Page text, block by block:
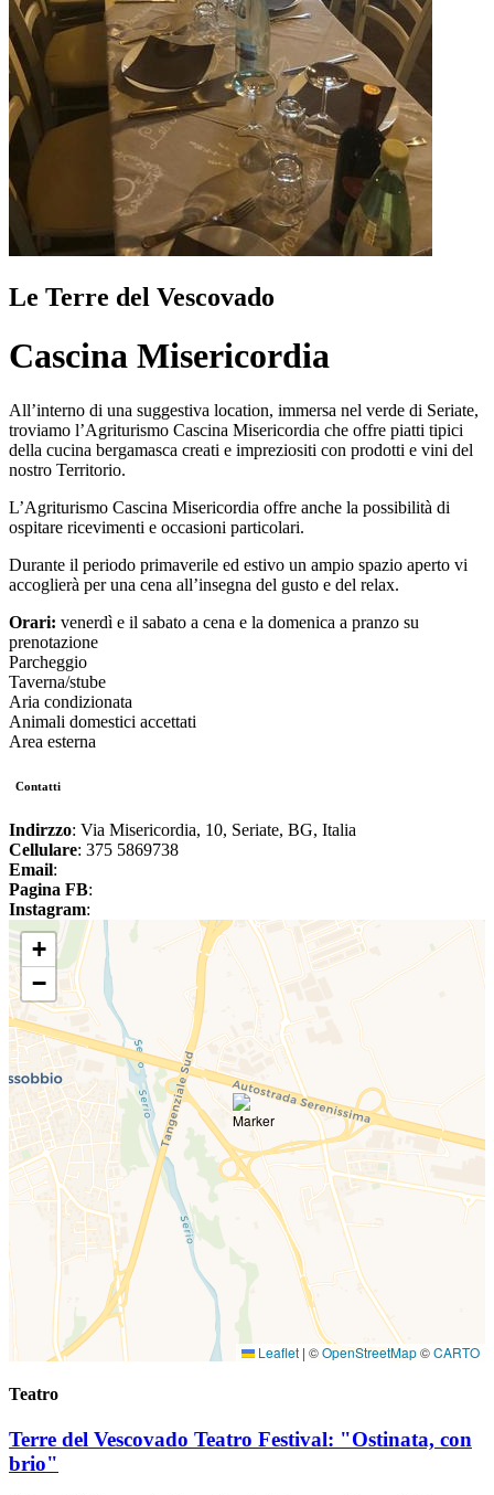
Le Terre del Vescovado
Cascina Misericordia
All’interno di una suggestiva location, immersa nel verde di Seriate,
troviamo l’Agriturismo Cascina Misericordia che offre piatti tipici
della cucina bergamasca creati e impreziositi con prodotti e vini del
nostro Territorio.
L’Agriturismo Cascina Misericordia offre anche la possibilità di
ospitare ricevimenti e occasioni particolari.
Durante il periodo primaverile ed estivo un ampio spazio aperto vi
accoglierà per una cena all’insegna del gusto e del relax.
Orari: venerdì e il sabato a cena e la domenica a pranzo su
prenotazione
Parcheggio
Taverna/stube
Aria condizionata
Animali domestici accettati
Area esterna
Contatti
Indirzzo: Via Misericordia, 10, Seriate, BG, Italia
Cellulare: 375 5869738
Email:
Pagina FB:
Instagram:
+
−
Leaflet | ©OpenStreetMap©CARTO
Teatro
Terre del Vescovado Teatro Festival: "Ostinata, con
brio"